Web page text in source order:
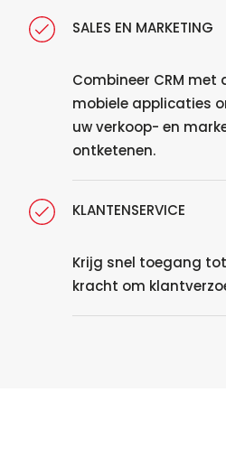
SALES EN MARKETING
Combineer CRM met
mobiele applicaties
uw verkoop- en
ontketenen.
KLANTENSERVICE
Krijg snel toegang
kracht om